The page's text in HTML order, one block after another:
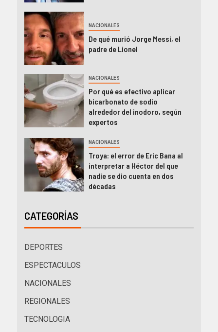
NACIONALES
De qué murió Jorge Messi, el
padre de Lionel
NACIONALES
Por qué es efectivo aplicar
bicarbonato de sodio
alrededor del inodoro, según
expertos
NACIONALES
Troya: el error de Eric Bana al
interpretar a Héctor del que
nadie se dio cuenta en dos
décadas
CATEGORÍAS
DEPORTES
ESPECTACULOS
NACIONALES
REGIONALES
TECNOLOGIA